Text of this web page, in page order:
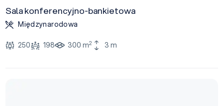
Sala konferencyjno-bankietowa
Międzynarodowa
250 198 300 m2 3 m